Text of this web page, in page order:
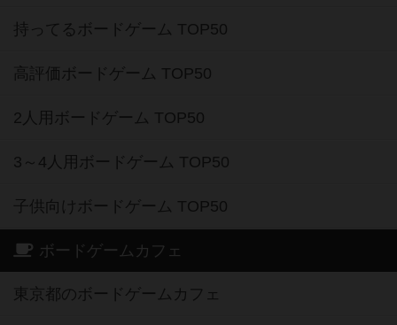
持ってるボードゲーム TOP50
高評価ボードゲーム TOP50
2人用ボードゲーム TOP50
3～4人用ボードゲーム TOP50
子供向けボードゲーム TOP50
ボードゲームカフェ
東京都のボードゲームカフェ